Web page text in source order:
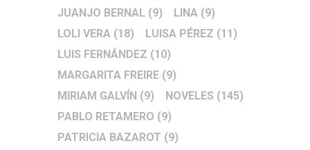
JUANJO BERNAL (9) LINA (9)
LOLI VERA (18) LUISA PÉREZ (11)
LUIS FERNÁNDEZ (10)
MARGARITA FREIRE (9)
MIRIAM GALVÍN (9) NOVELES (145)
PABLO RETAMERO (9)
PATRICIA BAZAROT (9)